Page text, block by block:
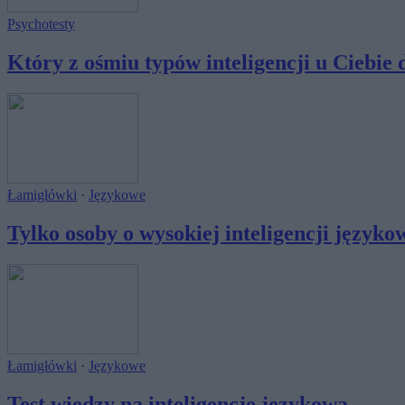
Psychotesty
Który z ośmiu typów inteligencji u Ciebie
Łamigłówki · Językowe
Tylko osoby o wysokiej inteligencji
Łamigłówki · Językowe